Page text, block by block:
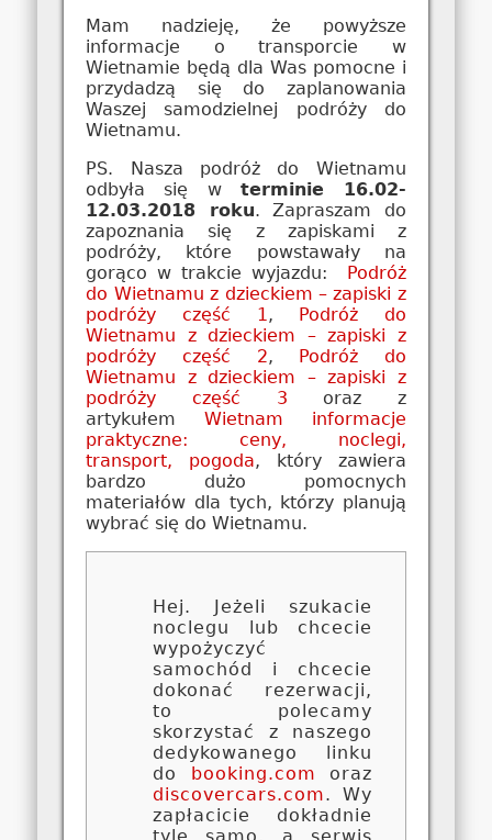
Mam nadzieję, że powyższe
informacje o transporcie w
Wietnamie będą dla Was pomocne i
przydadzą się do zaplanowania
Waszej samodzielnej podróży do
Wietnamu.
PS. Nasza podróż do Wietnamu
odbyła się w terminie 16.02-
12.03.2018 roku. Zapraszam do
zapoznania się z zapiskami z
podróży, które powstawały na
gorąco w trakcie wyjazdu: Podróż
do Wietnamu z dzieckiem – zapiski z
podróży część 1, Podróż do
Wietnamu z dzieckiem – zapiski z
podróży część 2, Podróż do
Wietnamu z dzieckiem – zapiski z
podróży część 3 oraz z
artykułem Wietnam informacje
praktyczne: ceny, noclegi,
transport, pogoda, który zawiera
bardzo dużo pomocnych
materiałów dla tych, którzy planują
wybrać się do Wietnamu.
Hej. Jeżeli szukacie
noclegu lub chcecie
wypożyczyć
samochód i chcecie
dokonać rezerwacji,
to polecamy
skorzystać z naszego
dedykowanego linku
do booking.com oraz
discovercars.com. Wy
zapłacicie dokładnie